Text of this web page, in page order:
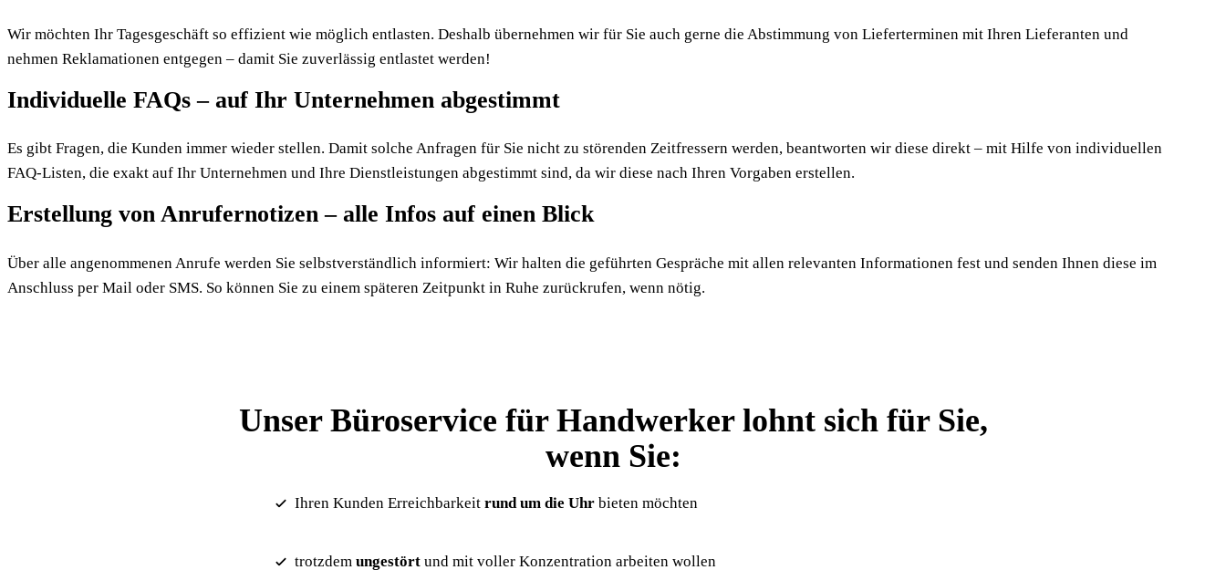
Wir möchten Ihr Tagesgeschäft so effizient wie möglich entlasten. Deshalb übernehmen wir für Sie auch gerne die Abstimmung von Lieferterminen mit Ihren Lieferanten und
nehmen Reklamationen entgegen – damit Sie zuverlässig entlastet werden!
Individuelle FAQs – auf Ihr Unternehmen abgestimmt
Es gibt Fragen, die Kunden immer wieder stellen. Damit solche Anfragen für Sie nicht zu störenden Zeitfressern werden, beantworten wir diese direkt – mit Hilfe von individuellen
FAQ-Listen, die exakt auf Ihr Unternehmen und Ihre Dienstleistungen abgestimmt sind, da wir diese nach Ihren Vorgaben erstellen.
Erstellung von Anrufernotizen – alle Infos auf einen Blick
Über alle angenommenen Anrufe werden Sie selbstverständlich informiert: Wir halten die geführten Gespräche mit allen relevanten Informationen fest und senden Ihnen diese im
Anschluss per Mail oder SMS. So können Sie zu einem späteren Zeitpunkt in Ruhe zurückrufen, wenn nötig.
Unser Büroservice für Handwerker lohnt sich für Sie,
wenn Sie:
Ihren Kunden Erreichbarkeitrund um die Uhr bieten möchten
trotzdemungestört und mit voller Konzentration arbeiten wollen